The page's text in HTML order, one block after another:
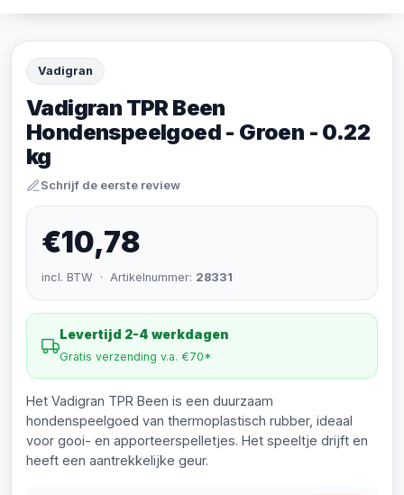
Vadigran
Vadigran TPR Been
Hondenspeelgoed - Groen - 0.22
kg
Schrijf de eerste review
€10,78
incl. BTW · Artikelnummer: 28331
Levertijd 2-4 werkdagen
Gratis verzending v.a. €70*
Het Vadigran TPR Been is een duurzaam
hondenspeelgoed van thermoplastisch rubber, ideaal
voor gooi- en apporteerspelletjes. Het speeltje drijft en
heeft een aantrekkelijke geur.